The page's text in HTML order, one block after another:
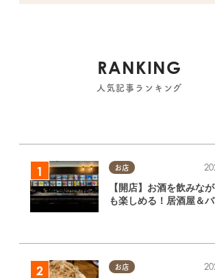
RANKING
人気記事ランキング
お店
【開店】お酒を飲みな
も楽しめる！居酒屋＆
OOMY（ブルーミー）
お店